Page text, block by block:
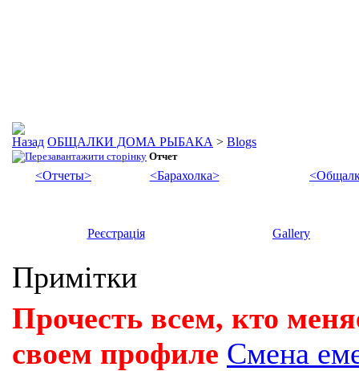
ОБЩАЛКИ ДОМА РЫБАКА > Blogs
Отчет
<Отчеты> <Барахолка>
Реєстрація Gallery
Примітки
Прочесть всем, кто
своем профиле Смена